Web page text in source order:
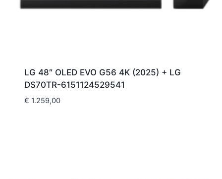
LG 48″ OLED EVO G56 4K (2025) + LG
DS70TR-6151124529541
€ 1.259,00